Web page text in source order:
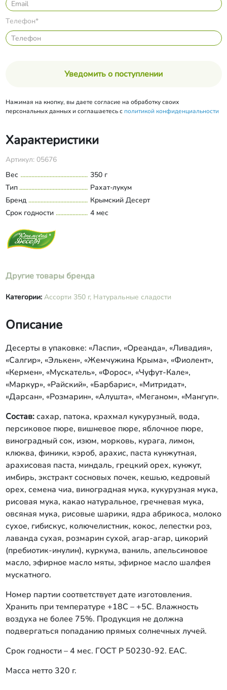
Телефон*
Уведомить о поступлении
Нажимая на кнопку, вы даете согласие на обработку своих
персональных данных и соглашаетесь с политикой конфиденциальности
Характеристики
Артикул: 05676
Вес
350 г
Тип
Рахат-лукум
Бренд
Крымский Десерт
Срок годности
4 мес
Другие товары бренда
Категории: Ассорти 350 г, Натуральные сладости
Описание
Десерты в упаковке: «Ласпи», «Ореанда», «Ливадия»,
«Салгир», «Элькен», «Жемчужина Крыма», «Фиолент»,
«Кермен», «Мускатель», «Форос», «Чуфут-Кале»,
«Маркур», «Райский», «Барбарис», «Митридат»,
«Дарсан», «Розмарин», «Алушта», «Меганом», «Мангуп».
Состав:сахар, патока, крахмал кукурузный, вода,
персиковое пюре, вишневое пюре, яблочное пюре,
виноградный сок, изюм, морковь, курага, лимон,
клюква, финики, кэроб, арахис, паста кунжутная,
арахисовая паста, миндаль, грецкий орех, кунжут,
имбирь, экстракт сосновых почек, кешью, кедровый
орех, семена чиа, виноградная мука, кукурузная мука,
рисовая мука, какао натуральное, гречневая мука,
овсяная мука, рисовые шарики, ядра абрикоса, молоко
сухое, гибискус, колючелистник, кокос, лепестки роз,
лаванда сухая, розмарин сухой, агар-агар, цикорий
(пребиотик-инулин), куркума, ваниль, апельсиновое
масло, эфирное масло мяты, эфирное масло шалфея
мускатного.
Номер партии соответствует дате изготовления.
Хранить при температуре +18С – +5С. Влажность
воздуха не более 75%. Продукция не должна
подвергаться попаданию прямых солнечных лучей.
Срок годности – 4 мес. ГОСТ Р 50230-92. ЕАС.
Масса нетто 320 г.